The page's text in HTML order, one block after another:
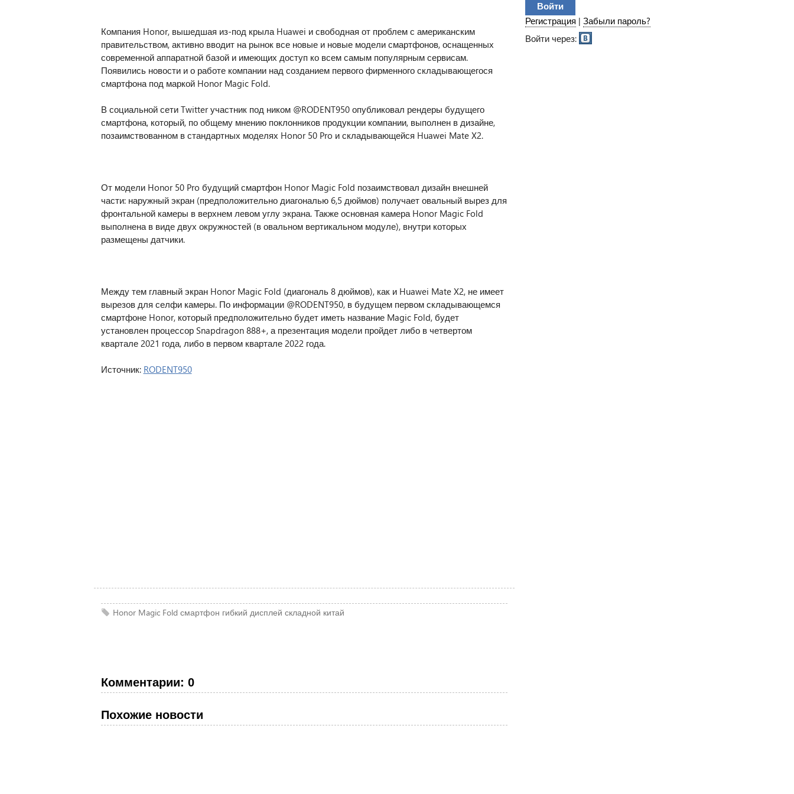
Компания Honor, вышедшая из-под крыла Huawei и свободная от проблем с американским
правительством, активно вводит на рынок все новые и новые модели смартфонов, оснащенных
современной аппаратной базой и имеющих доступ ко всем самым популярным сервисам.
Появились новости и о работе компании над созданием первого фирменного складывающегося
смартфона под маркой Honor Magic Fold.
В социальной сети Twitter участник под ником @RODENT950 опубликовал рендеры будущего
смартфона, который, по общему мнению поклонников продукции компании, выполнен в дизайне,
позаимствованном в стандартных моделях Honor 50 Pro и складывающейся Huawei Mate X2.
От модели Honor 50 Pro будущий смартфон Honor Magic Fold позаимствовал дизайн внешней
части: наружный экран (предположительно диагональю 6,5 дюймов) получает овальный вырез для
фронтальной камеры в верхнем левом углу экрана. Также основная камера Honor Magic Fold
выполнена в виде двух окружностей (в овальном вертикальном модуле), внутри которых
размещены датчики.
Между тем главный экран Honor Magic Fold (диагональ 8 дюймов), как и Huawei Mate X2, не имеет
вырезов для селфи камеры. По информации @RODENT950, в будущем первом складывающемся
смартфоне Honor, который предположительно будет иметь название Magic Fold, будет
установлен процессор Snapdragon 888+, а презентация модели пройдет либо в четвертом
квартале 2021 года, либо в первом квартале 2022 года.
Источник: RODENT950
Honor Magic Fold смартфон гибкий дисплей складной китай
Комментарии: 0
Похожие новости
Регистрация | Забыли пароль?
Войти через: